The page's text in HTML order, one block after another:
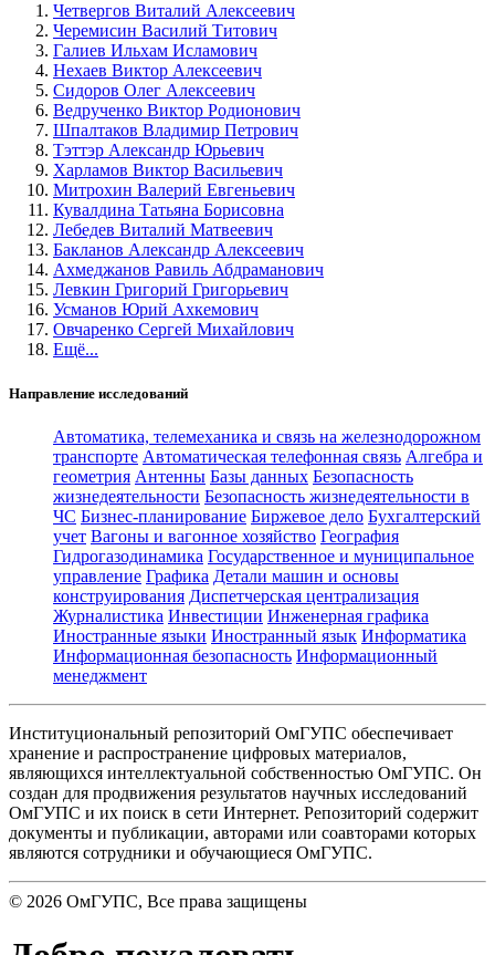
Четвергов Виталий Алексеевич
Черемисин Василий Титович
Галиев Ильхам Исламович
Нехаев Виктор Алексеевич
Сидоров Олег Алексеевич
Ведрученко Виктор Родионович
Шпалтаков Владимир Петрович
Тэттэр Александр Юрьевич
Харламов Виктор Васильевич
Митрохин Валерий Евгеньевич
Кувалдина Татьяна Борисовна
Лебедев Виталий Матвеевич
Бакланов Александр Алексеевич
Ахмеджанов Равиль Абдраманович
Левкин Григорий Григорьевич
Усманов Юрий Ахкемович
Овчаренко Сергей Михайлович
Ещё...
Направление исследований
Автоматика, телемеханика и связь на железнодорожном
транспорте Автоматическая телефонная связь Алгебра и
геометрия Антенны Базы данных Безопасность
жизнедеятельности Безопасность жизнедеятельности в
ЧС Бизнес-планирование Биржевое дело Бухгалтерский
учет Вагоны и вагонное хозяйство География
Гидрогазодинамика Государственное и муниципальное
управление Графика Детали машин и основы
конструирования Диспетчерская централизация
Журналистика Инвестиции Инженерная графика
Иностранные языки Иностранный язык Информатика
Информационная безопасность Информационный
менеджмент
Институциональный репозиторий ОмГУПС обеспечивает
хранение и распространение цифровых материалов,
являющихся интеллектуальной собственностью ОмГУПС. Он
создан для продвижения результатов научных исследований
ОмГУПС и их поиск в сети Интернет. Репозиторий содержит
документы и публикации, авторами или соавторами которых
являются сотрудники и обучающиеся ОмГУПС.
© 2026 ОмГУПС, Все права защищены